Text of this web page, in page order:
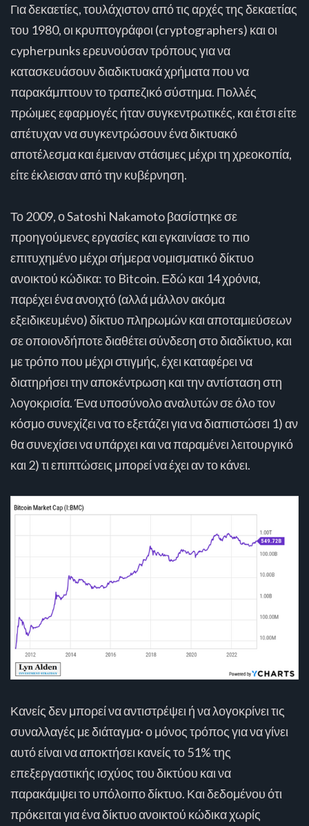
Για δεκαετίες, τουλάχιστον από τις αρχές της δεκαετίας
του 1980, οι κρυπτογράφοι (cryptographers) και οι
cypherpunks ερευνούσαν τρόπους για να
κατασκευάσουν διαδικτυακά χρήματα που να
παρακάμπτουν το τραπεζικό σύστημα. Πολλές
πρώιμες εφαρμογές ήταν συγκεντρωτικές, και έτσι είτε
απέτυχαν να συγκεντρώσουν ένα δικτυακό
αποτέλεσμα και έμειναν στάσιμες μέχρι τη χρεοκοπία,
είτε έκλεισαν από την κυβέρνηση.
Το 2009, ο Satoshi Nakamoto βασίστηκε σε
προηγούμενες εργασίες και εγκαινίασε το πιο
επιτυχημένο μέχρι σήμερα νομισματικό δίκτυο
ανοικτού κώδικα: το Bitcoin. Εδώ και 14 χρόνια,
παρέχει ένα ανοιχτό (αλλά μάλλον ακόμα
εξειδικευμένο) δίκτυο πληρωμών και αποταμιεύσεων
σε οποιονδήποτε διαθέτει σύνδεση στο διαδίκτυο, και
με τρόπο που μέχρι στιγμής, έχει καταφέρει να
διατηρήσει την αποκέντρωση και την αντίσταση στη
λογοκρισία. Ένα υποσύνολο αναλυτών σε όλο τον
κόσμο συνεχίζει να το εξετάζει για να διαπιστώσει 1) αν
θα συνεχίσει να υπάρχει και να παραμένει λειτουργικό
και 2) τι επιπτώσεις μπορεί να έχει αν το κάνει.
Κανείς δεν μπορεί να αντιστρέψει ή να λογοκρίνει τις
συναλλαγές με διάταγμα· ο μόνος τρόπος για να γίνει
αυτό είναι να αποκτήσει κανείς το 51% της
επεξεργαστικής ισχύος του δικτύου και να
παρακάμψει το υπόλοιπο δίκτυο. Και δεδομένου ότι
πρόκειται για ένα δίκτυο ανοικτού κώδικα χωρίς